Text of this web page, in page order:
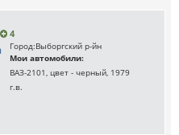
4
Город:Выборгский р-йн
Мои автомобили:
ВАЗ-2101, цвет - черный, 1979
г.в.